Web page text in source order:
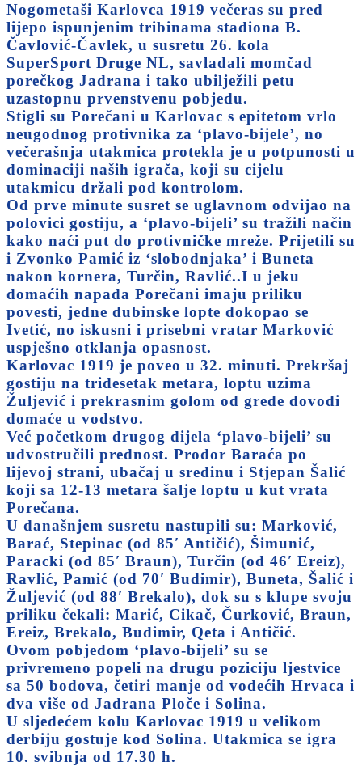
Nogometaši Karlovca 1919 večeras su pred
lijepo ispunjenim tribinama stadiona B.
Čavlović-Čavlek, u susretu 26. kola
SuperSport Druge NL, savladali momčad
porečkog Jadrana i tako ubilježili petu
uzastopnu prvenstvenu pobjedu.
Stigli su Porečani u Karlovac s epitetom vrlo
neugodnog protivnika za ‘plavo-bijele’, no
večerašnja utakmica protekla je u potpunosti u
dominaciji naših igrača, koji su cijelu
utakmicu držali pod kontrolom.
Od prve minute susret se uglavnom odvijao na
polovici gostiju, a ‘plavo-bijeli’ su tražili način
kako naći put do protivničke mreže. Prijetili su
i Zvonko Pamić iz ‘slobodnjaka’ i Buneta
nakon kornera, Turčin, Ravlić..I u jeku
domaćih napada Porečani imaju priliku
povesti, jedne dubinske lopte dokopao se
Ivetić, no iskusni i prisebni vratar Marković
uspješno otklanja opasnost.
Karlovac 1919 je poveo u 32. minuti. Prekršaj
gostiju na tridesetak metara, loptu uzima
Žuljević i prekrasnim golom od grede dovodi
domaće u vodstvo.
Već početkom drugog dijela ‘plavo-bijeli’ su
udvostručili prednost. Prodor Baraća po
lijevoj strani, ubačaj u sredinu i Stjepan Šalić
koji sa 12-13 metara šalje loptu u kut vrata
Porečana.
U današnjem susretu nastupili su: Marković,
Barać, Stepinac (od 85′ Antičić), Šimunić,
Paracki (od 85′ Braun), Turčin (od 46′ Ereiz),
Ravlić, Pamić (od 70′ Budimir), Buneta, Šalić i
Žuljević (od 88′ Brekalo), dok su s klupe svoju
priliku čekali: Marić, Cikač, Čurković, Braun,
Ereiz, Brekalo, Budimir, Qeta i Antičić.
Ovom pobjedom ‘plavo-bijeli’ su se
privremeno popeli na drugu poziciju ljestvice
sa 50 bodova, četiri manje od vodećih Hrvaca i
dva više od Jadrana Ploče i Solina.
U sljedećem kolu Karlovac 1919 u velikom
derbiju gostuje kod Solina. Utakmica se igra
10. svibnja od 17.30 h.